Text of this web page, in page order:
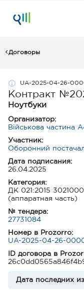
Договоры
UA-2025-04-26-
Контракт
Ноутбуки
Организатор:
Військова частина
Участник:
Оборонний
Дата подписания:
26.04.2025
Категория:
ДК 021:2015
(аппаратная часть)
№ тендера:
27731084
Номер в Prozorro:
UA-2025-04-26-
ID договора в
Дата последних